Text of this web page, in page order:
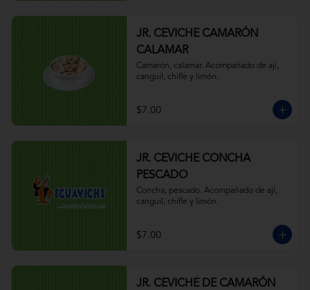
JR. CEVICHE CAMARÓN
CALAMAR
Camarón, calamar. Acompañado de ají,
canguil, chifle y limón.
$7.00
JR. CEVICHE CONCHA
PESCADO
Concha, pescado. Acompañado de ají,
canguil, chifle y limón.
$7.00
JR. CEVICHE DE CAMARÓN